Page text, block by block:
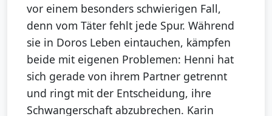
vor einem besonders schwierigen Fall,
denn vom Täter fehlt jede Spur. Während
sie in Doros Leben eintauchen, kämpfen
beide mit eigenen Problemen: Henni hat
sich gerade von ihrem Partner getrennt
und ringt mit der Entscheidung, ihre
Schwangerschaft abzubrechen. Karin